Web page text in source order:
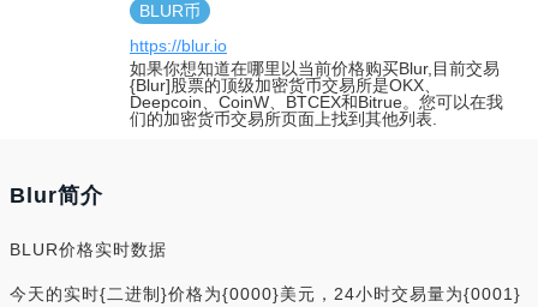
BLUR币
https://blur.io
如果你想知道在哪里以当前价格购买Blur,目前交易
{Blur]股票的顶级加密货币交易所是OKX、
Deepcoin、CoinW、BTCEX和Bitrue。您可以在我
们的加密货币交易所页面上找到其他列表.
Blur简介
BLUR价格实时数据
今天的实时{二进制}价格为{0000}美元，24小时交易量为{0001}